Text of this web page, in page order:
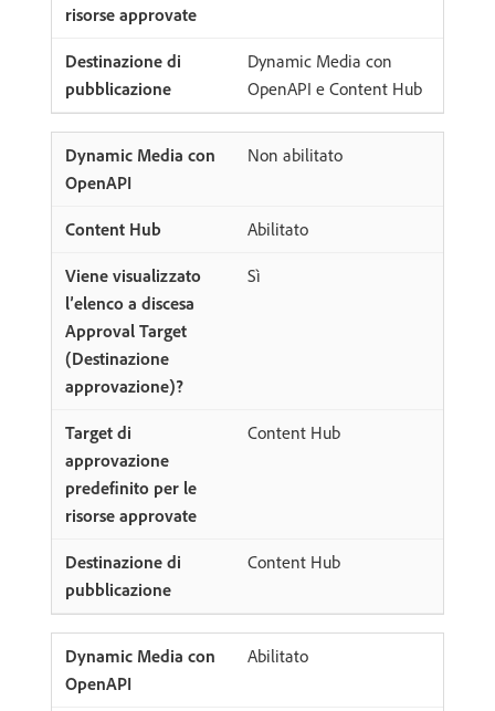
Dynamic Media con
OpenAPI e Content Hub
Non abilitato
Abilitato
Sì
Content Hub
Content Hub
Abilitato